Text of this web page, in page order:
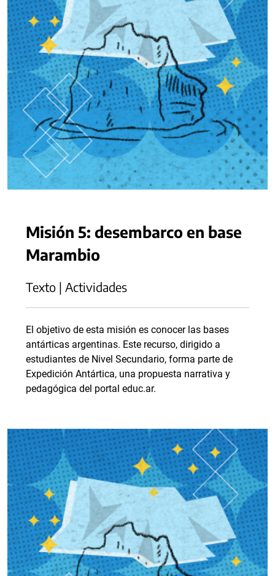
Misión 5: desembarco en base
Marambio
Texto | Actividades
El objetivo de esta misión es conocer las bases
antárticas argentinas. Este recurso, dirigido a
estudiantes de Nivel Secundario, forma parte de
Expedición Antártica, una propuesta narrativa y
pedagógica del portal educ.ar.